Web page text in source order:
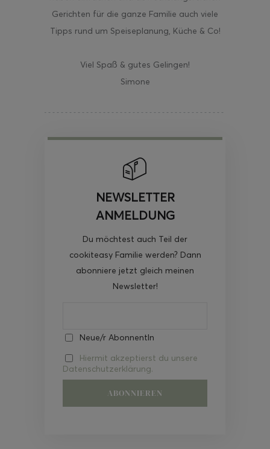
Gerichten für die ganze Familie auch viele
Tipps rund um Speiseplanung, Küche & Co!
Viel Spaß & gutes Gelingen!
Simone
NEWSLETTER
ANMELDUNG
Du möchtest auch Teil der
cookiteasy Familie werden? Dann
abonniere jetzt gleich meinen
Newsletter!
Neue/r AbonnentIn
Hiermit akzeptierst du unsere
Datenschutzerklärung.